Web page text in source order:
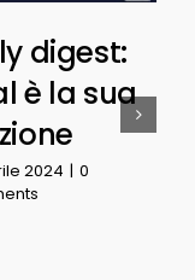
digest:
è la sua
2024 | 0